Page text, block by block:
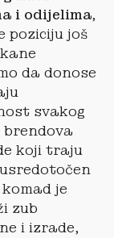
i odijelima,
poziciju još
da donose
svakog
brendova
koji traju
je
zub
i izrade,